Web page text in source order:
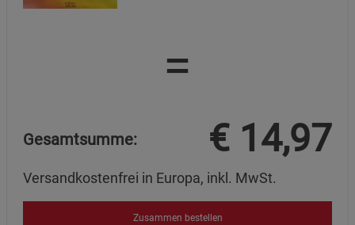
=
Gesamtsumme: € 14,97
Versandkostenfrei in Europa, inkl. MwSt.
Zusammen bestellen